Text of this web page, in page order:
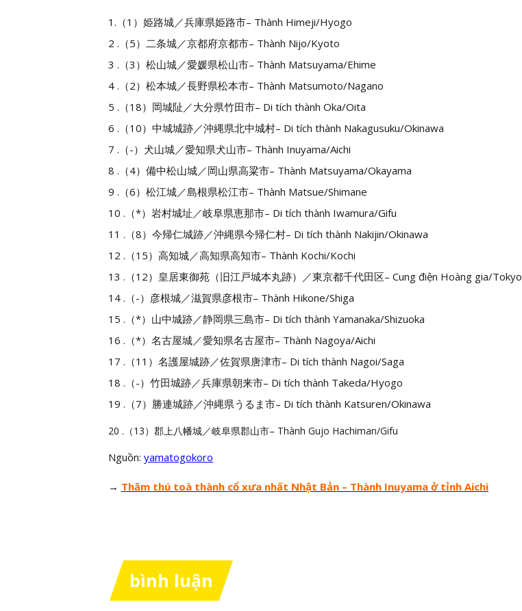
1.（1）姫路城／兵庫県姫路市– Thành Himeji/Hyogo
2 .（5）二条城／京都府京都市– Thành Nijo/Kyoto
3 .（3）松山城／愛媛県松山市– Thành Matsuyama/Ehime
4 .（2）松本城／長野県松本市– Thành Matsumoto/Nagano
5 .（18）岡城阯／大分県竹田市– Di tích thành Oka/Oita
6 .（10）中城城跡／沖縄県北中城村– Di tích thành Nakagusuku/Okinawa
7 .（-）犬山城／愛知県犬山市– Thành Inuyama/Aichi
8 .（4）備中松山城／岡山県高粱市– Thành Matsuyama/Okayama
9 .（6）松江城／島根県松江市– Thành Matsue/Shimane
10 .（*）岩村城址／岐阜県恵那市– Di tích thành Iwamura/Gifu
11 .（8）今帰仁城跡／沖縄県今帰仁村– Di tích thành Nakijin/Okinawa
12 .（15）高知城／高知県高知市– Thành Kochi/Kochi
13 .（12）皇居東御苑（旧江戸城本丸跡）／東京都千代田区– Cung điện Hoàng gia/Tokyo
14 .（-）彦根城／滋賀県彦根市– Thành Hikone/Shiga
15 .（*）山中城跡／静岡県三島市– Di tích thành Yamanaka/Shizuoka
16 .（*）名古屋城／愛知県名古屋市– Thành Nagoya/Aichi
17 .（11）名護屋城跡／佐賀県唐津市– Di tích thành Nagoi/Saga
18 .（-）竹田城跡／兵庫県朝来市– Di tích thành Takeda/Hyogo
19 .（7）勝連城跡／沖縄県うるま市– Di tích thành Katsuren/Okinawa
20 .（13）郡上八幡城／岐阜県郡山市– Thành Gujo Hachiman/Gifu
Nguồn: yamatogokoro
→ Thăm thú toà thành cổ xưa nhất Nhật Bản – Thành Inuyama ở tỉnh Aichi
bình luận